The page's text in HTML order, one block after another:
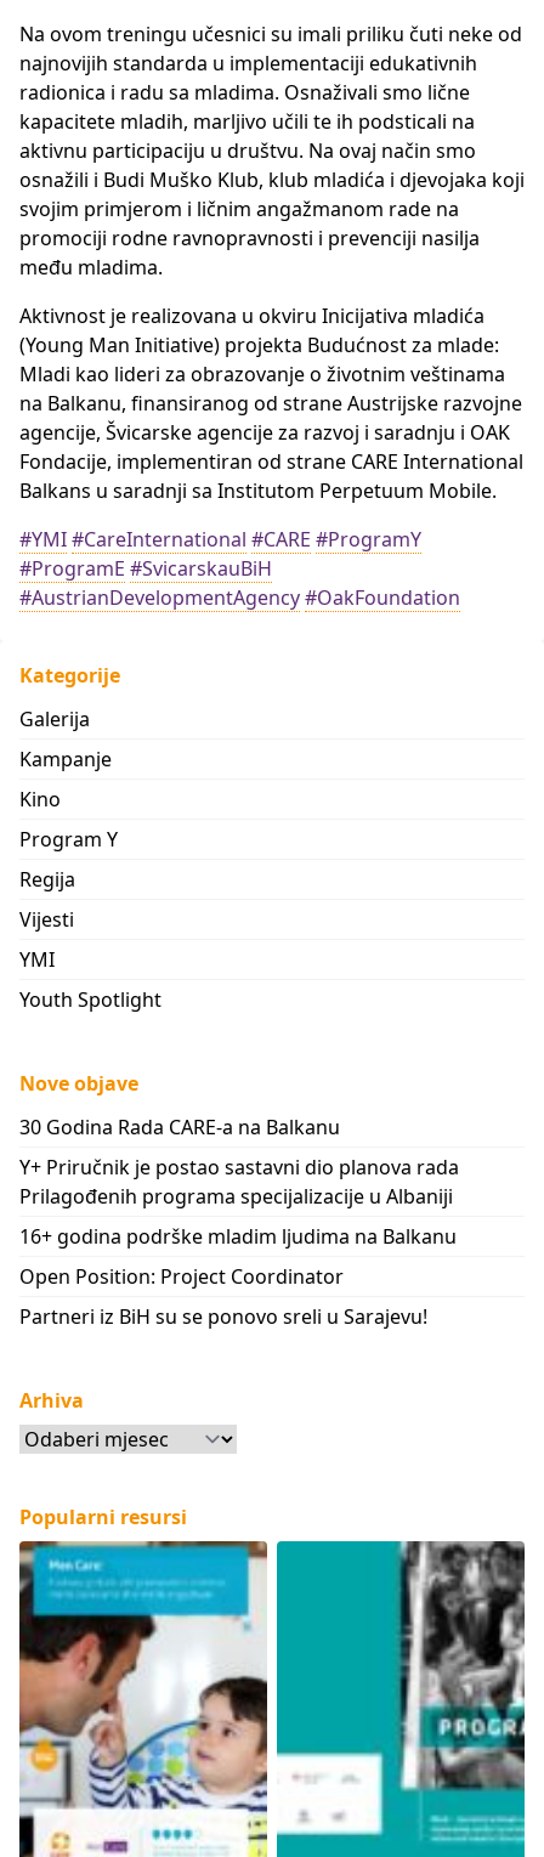
Na ovom treningu učesnici su imali priliku čuti neke od
najnovijih standarda u implementaciji edukativnih
radionica i radu sa mladima. Osnaživali smo lične
kapacitete mladih, marljivo učili te ih podsticali na
aktivnu participaciju u društvu. Na ovaj način smo
osnažili i Budi Muško Klub, klub mladića i djevojaka koji
svojim primjerom i ličnim angažmanom rade na
promociji rodne ravnopravnosti i prevenciji nasilja
među mladima.
Aktivnost je realizovana u okviru Inicijativa mladića
(Young Man Initiative) projekta Budućnost za mlade:
Mladi kao lideri za obrazovanje o životnim veštinama
na Balkanu, finansiranog od strane Austrijske razvojne
agencije, Švicarske agencije za razvoj i saradnju i OAK
Fondacije, implementiran od strane CARE International
Balkans u saradnji sa Institutom Perpetuum Mobile.
#YMI#CareInternational #CARE #ProgramY
#ProgramE #SvicarskauBiH
#AustrianDevelopmentAgency#OakFoundation
Kategorije
Galerija
Kampanje
Kino
Program Y
Regija
Vijesti
YMI
Youth Spotlight
Nove objave
30 Godina Rada CARE-a na Balkanu
Y+ Priručnik je postao sastavni dio planova rada
Prilagođenih programa specijalizacije u Albaniji
16+ godina podrške mladim ljudima na Balkanu
Open Position: Project Coordinator
Partneri iz BiH su se ponovo sreli u Sarajevu!
Arhiva
Arhiva
Popularni resursi